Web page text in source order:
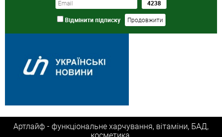
Відмінити підписку
Артлайф - функціональне харчування, вітаміни, БАД,